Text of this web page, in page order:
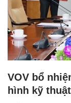
VOV bổ
hình kỹ